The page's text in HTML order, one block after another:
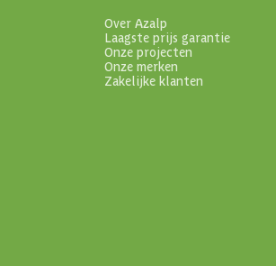
Over Azalp
Laagste prijs garantie
Onze projecten
Onze merken
Zakelijke klanten